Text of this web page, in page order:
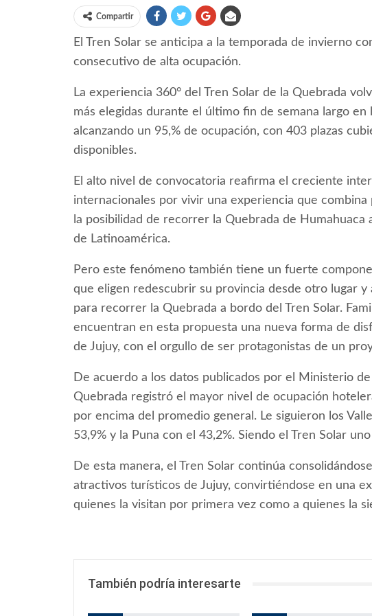
Compartir
El Tren Solar se anticipa a la temporada de invierno
consecutivo de alta ocupación.
La experiencia 360° del Tren Solar de la Quebrada
más elegidas durante el último fin de semana largo en
alcanzando un 95,% de ocupación, con 403 plazas
disponibles.
El alto nivel de convocatoria reafirma el creciente
internacionales por vivir una experiencia que combina
la posibilidad de recorrer la Quebrada de
de Latinoamérica.
Pero este fenómeno también tiene un fuerte
que eligen redescubrir su provincia desde otro lugar y
para recorrer la Quebrada a bordo del Tren Solar.
encuentran en esta propuesta una nueva forma de
de Jujuy, con el orgullo de ser protagonistas de un
De acuerdo a los datos publicados por el Ministerio
Quebrada registró el mayor nivel de ocupación
por encima del promedio general. Le siguieron los
53,9% y la Puna con el 43,2%. Siendo el Tren Solar
De esta manera, el Tren Solar continúa
atractivos turísticos de Jujuy, convirtiéndose en una
quienes la visitan por primera vez como a quienes la
También podría interesarte